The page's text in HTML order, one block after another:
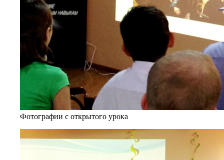
Фотографии с открытого урока